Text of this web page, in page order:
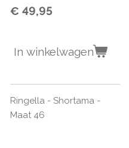
€ 49,95
In winkelwagen
Ringella - Shortama -
Maat 46